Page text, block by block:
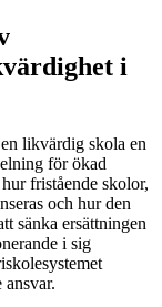
i
likvärdig skola en
för ökad
fristående skolor,
och hur den
sänka ersättningen
i sig